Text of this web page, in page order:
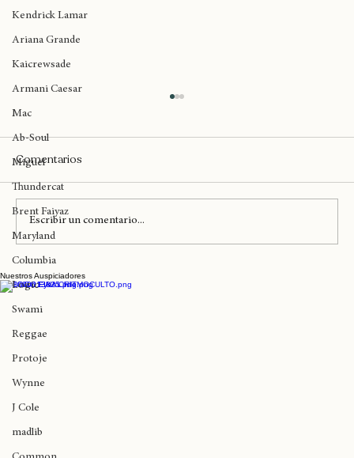
Anderson Paak
Kendrick Lamar
Ariana Grande
Kaicrewsade
Armani Caesar
Mac
Ab-Soul
Miguel
Thundercat
Brent Faiyaz
Maryland
Columbia
Logic
Swami
Reggae
Protoje
Wynne
J Cole
madlib
Parque Arauco
Escribir un comentario...
Nuestros Auspiciadores